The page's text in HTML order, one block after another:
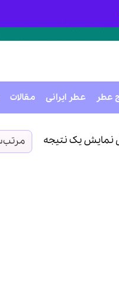
عطر عطر ایرانی مقالات
نمایش یک نتیجه